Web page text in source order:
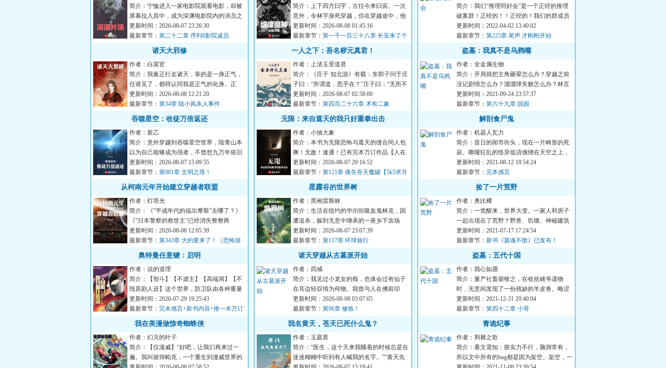
简介：宁恤进入一家电影院观看电影，却被
屏幕拉入其中，成为深渊电影院内的演员之
一。从今以后，他需要不...
更新时间：2026-08-07 23:26:30
最新章节： 第二十二章 序列8影院减员
诸天大邪修
作者：白菜官
简介：我秦正行走诸天，靠的是一身正气，
任谁见了，都得认同我是正气的化身。正
气：别来沾边！一个邪修在...
更新时间：2026-08-08 12:21:20
最新章节： 第34章 陆小凤杀人事件
吞噬星空：收徒万倍返还
作者：新乙
简介：意外穿越到吞噬星空世界，陆青山本
以为自己能够成为强者，不曾想九万年依旧
还是宇宙九阶。就在大限...
更新时间：2026-08-07 15:09:55
最新章节： 第881章 文明之塔！
从柯南元年开始建立穿越者联盟
作者：灯塔光
简介：《“平成年代的福尔摩斯”去哪了？》
《“日本警察的救世主”已经消失整整两
月！》《神奇的破案技巧...
更新时间：2026-08-08 12:05:39
最新章节： 第343章 大的要来了！（恐怖游
轮）
奥特曼任意键：启明
作者：说的道理
简介：【智斗】【不虐主】【高端局】【不
毁原剧人设】这个世界，防卫队由各种重量
级成员构成:总监城府深...
更新时间：2026-07-29 19:25:43
最新章节： 完本感言+新书内容+推一本万订
骑士文《谁让他当假面骑士的！》
我在美漫做惊奇蜘蛛侠
作者：幻灭的叶子
简介：【仅漫威】“好吧，让我们再来过一
遍。我叫彼得帕克，一个重生到漫威世界的
简介：上下四方曰宇，古往今来曰宙。一次
意外，令林宇身死穿越，但在穿越途中，他
又意外撞上了一个刚刚孕...
更新时间：2026-08-08 01:45:16
最新章节： 第一千一百三十八章 长安来了个
活神仙（二合一）
一人之下：吾名秽元真君！
作者：上清玉景道君
简介：《庄子·知北游》有载：东郭子问于庄
子曰：“所谓道，恶乎在？”庄子曰：“无所不
在。”东郭子曰：...
更新时间：2026-08-07 02:58:00
最新章节： 第四百二十六章 术有二象
无限：来自遮天的我只好重拳出击
作者：小抽大象
简介：本书为无限恐怖与遮天的缝合同人包
爽！无敌！速通！已有完本万订作品【人在
无限，开始速通】，请放...
更新时间：2026-08-07 20:16:52
最新章节： 第121章 痛失吞天魔罐【5k5求月
星露谷的世界树
作者：黑袍雷斯林
简介：生活在纽约的华尔街吸血鬼林克，因
遭追杀，躲到无意中继承的一座乡下农场
内。他在这里更换身份，换...
更新时间：2026-08-07 23:07:39
最新章节： 第117章 环球旅行
诸天穿越从古墓派开始
作者：四咸
简介：我见过小龙女的痴，也体会过有仙子
在耳边轻叹情为何物。我曾与人在佛前叩
首，与人在崖顶纵观云卷云...
更新时间：2026-08-08 03:07:05
最新章节： 第96章 修炼！
我名黄天，苍天已死什么鬼？
作者：玉庭君
简介：“医生，这十天来我睡着的时候总是在
迷迷糊糊中听到有人喊我的名字。”“黄天先
简介：我们“推理同好会”是一个正经的推理
破案群！正经的！！正经的！我们的群成员
可都是……成天作死的...
更新时间：2022-04-02 13:40:02
最新章节： 第225章 尾声 才刚刚开始
盗墓：我真不是乌鸦嘴
作者：全金属生物
简介：开局就把主角砸晕怎么办？穿越之前
没记剧情怎么办？溜溜球失败怎么办？林言
的表情逐渐绝望。要不，...
更新时间：2021-09-24 23:57:37
最新章节： 第六十九章 脱困
解剖食尸鬼
作者：机器人瓦力
简介：昔日的闹市街头，现在一片畸形的死
寂。嘶哑狂乱的怪异低语缠绕在天空之上，
不可名状的古老巨影沉浮...
更新时间：2021-08-12 18:54:24
最新章节： 完本感言
捡了一片荒野
作者：奥比椰
简介：一觉醒来，世界大变。一家人和房子
一起出现在了荒野？野兽、饥饿、神秘建筑
物、各种诡异事件。为了...
更新时间：2021-07-17 17:24:54
最新章节： 新书《茵魂不散》已发布！
盗墓：五代十国
作者：我心如愿
简介：量产社畜柴牧之，在收拾姥爷遗物
时，无意间发现了一份残缺的羊皮卷。晦涩
难懂的符号、与世隔绝的山...
更新时间：2021-12-31 20:40:04
最新章节： 第四十二章 小哥
青诡纪事
作者：荆棘之歌
简介：看文需知：朕实力不行，脑洞常有，
所以文中所有的bug都是因为架空。架空，一